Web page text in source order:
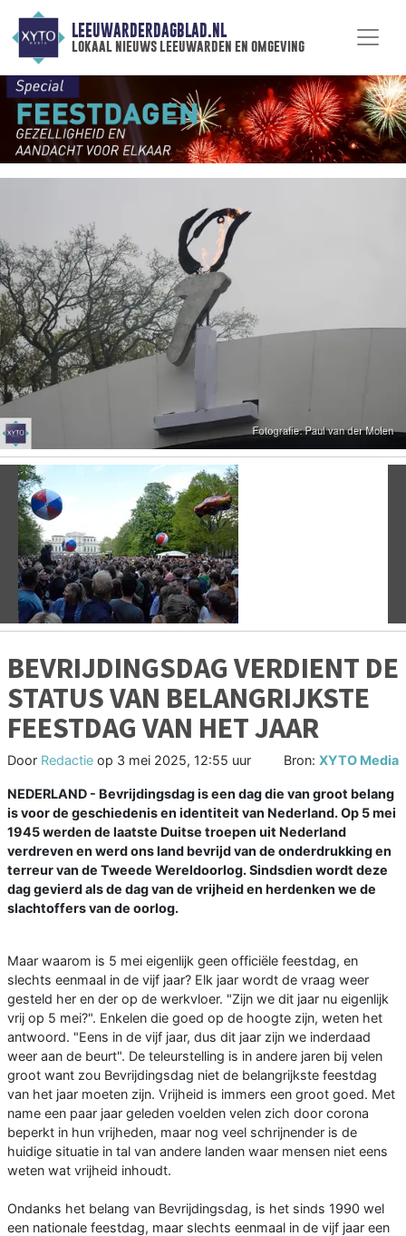
LEEUWARDERDAGBLAD.NL
lokaal nieuws leeuwarden en omgeving
Vorige
BEVRIJDINGSDAG VERDIENT DE
STATUS VAN BELANGRIJKSTE
FEESTDAG VAN HET JAAR
Door Redactie op 3 mei 2025, 12:55 uur Bron: XYTO Media
NEDERLAND - Bevrijdingsdag is een dag die van groot belang
is voor de geschiedenis en identiteit van Nederland. Op 5 mei
1945 werden de laatste Duitse troepen uit Nederland
verdreven en werd ons land bevrijd van de onderdrukking en
terreur van de Tweede Wereldoorlog. Sindsdien wordt deze
dag gevierd als de dag van de vrijheid en herdenken we de
slachtoffers van de oorlog.
Maar waarom is 5 mei eigenlijk geen officiële feestdag, en
slechts eenmaal in de vijf jaar? Elk jaar wordt de vraag weer
gesteld her en der op de werkvloer. "Zijn we dit jaar nu eigenlijk
vrij op 5 mei?". Enkelen die goed op de hoogte zijn, weten het
antwoord. "Eens in de vijf jaar, dus dit jaar zijn we inderdaad
weer aan de beurt". De teleurstelling is in andere jaren bij velen
groot want zou Bevrijdingsdag niet de belangrijkste feestdag
van het jaar moeten zijn. Vrijheid is immers een groot goed. Met
name een paar jaar geleden voelden velen zich door corona
beperkt in hun vrijheden, maar nog veel schrijnender is de
huidige situatie in tal van andere landen waar mensen niet eens
weten wat vrijheid inhoudt.
Ondanks het belang van Bevrijdingsdag, is het sinds 1990 wel
een nationale feestdag, maar slechts eenmaal in de vijf jaar een